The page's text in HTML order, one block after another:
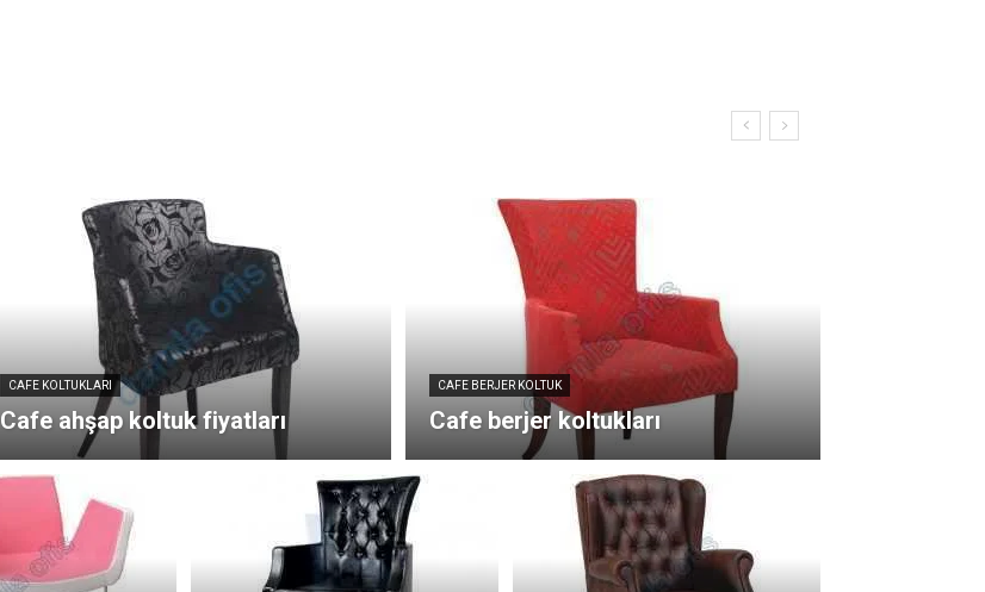
CAFE KOLTUKLARI
Cafe ahşap koltuk fiyatları
CAFE BERJER KOLTUK
Cafe berjer koltukları